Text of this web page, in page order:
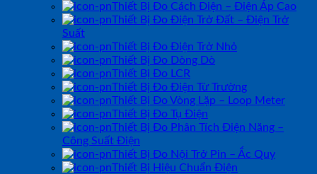
Thiết Bị Đo Cách Điện – Điện Áp Cao
Thiết Bị Đo Điện Trở Đất – Điện Trở
Suất
Thiết Bị Đo Điện Trở Nhỏ
Thiết Bị Đo Dòng Dò
Thiết Bị Đo LCR
Thiết Bị Đo Điện Từ Trường
Thiết Bị Đo Vòng Lặp – Loop Meter
Thiết Bị Đo Tụ Điện
Thiết Bị Đo Phân Tích Điện Năng –
Công Suất Điện
Thiết Bị Đo Nội Trở Pin – Ắc Quy
Thiết Bị Hiệu Chuẩn Điện